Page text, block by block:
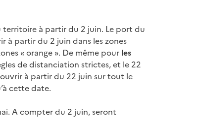
territoire à partir du 2 juin. Le port du
à partir du 2 juin dans les zones
« orange ». De même pour les
de distanciation strictes, et le 22
à partir du 22 juin sur tout le
cette date.
A compter du 2 juin, seront